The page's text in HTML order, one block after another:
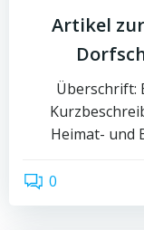
Artikel
Überschrift:
Heimat- und
0